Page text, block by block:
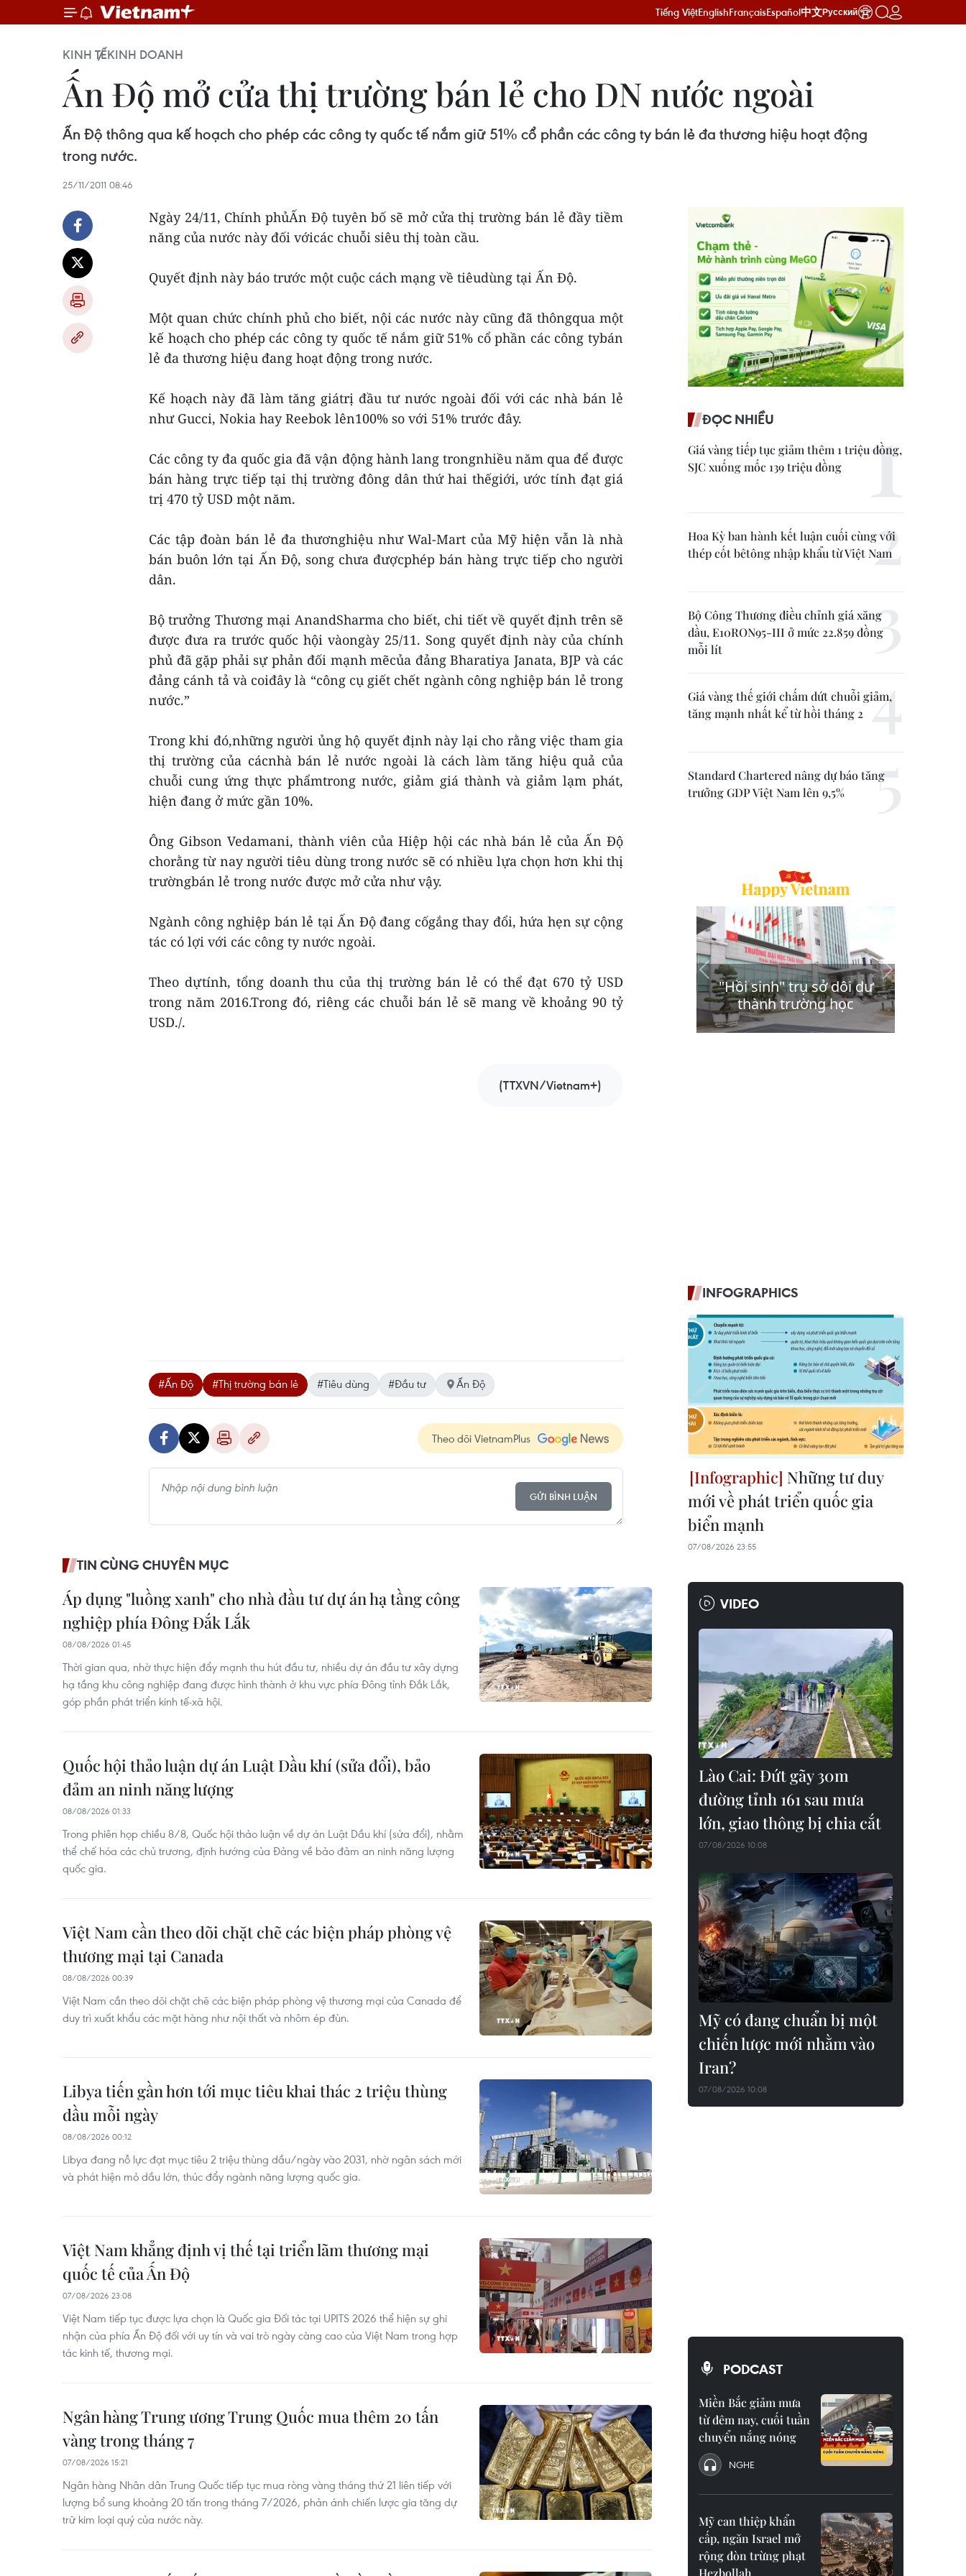
Tiếng ViệtEnglishFrançaisEspañol中文Русский
KINH TẾKINH DOANH
Ấn Độ mở cửa thị trường bán lẻ cho DN nước ngoài
Ấn Độ thông qua kế hoạch cho phép các công ty quốc tế nắm giữ 51% cổ phần các công ty bán lẻ đa thương hiệu hoạt động
trong nước.
25/11/2011 08:46
Ngày 24/11, Chính phủẤn Độ tuyên bố sẽ mở cửa thị trường bán lẻ đầy tiềm
năng của nước này đối vớicác chuỗi siêu thị toàn cầu.
Quyết định này báo trước một cuộc cách mạng về tiêudùng tại Ấn Độ.
Một quan chức chính phủ cho biết, nội các nước này cũng đã thôngqua một
kế hoạch cho phép các công ty quốc tế nắm giữ 51% cổ phần các công tybán
lẻ đa thương hiệu đang hoạt động trong nước.
Kế hoạch này đã làm tăng giátrị đầu tư nước ngoài đối với các nhà bán lẻ
như Gucci, Nokia hay Reebok lên100% so với 51% trước đây.
Các công ty đa quốc gia đã vận động hành lang trongnhiều năm qua để được
bán hàng trực tiếp tại thị trường đông dân thứ hai thếgiới, ước tính đạt giá
trị 470 tỷ USD một năm.
Các tập đoàn bán lẻ đa thươnghiệu như Wal-Mart của Mỹ hiện vẫn là nhà
bán buôn lớn tại Ấn Độ, song chưa đượcphép bán hàng trực tiếp cho người
dân.
Bộ trưởng Thương mại AnandSharma cho biết, chi tiết về quyết định trên sẽ
được đưa ra trước quốc hội vàongày 25/11. Song quyết định này của chính
phủ đã gặp phải sự phản đối mạnh mẽcủa đảng Bharatiya Janata, BJP và các
đảng cánh tả và coiđây là “công cụ giết chết ngành công nghiệp bán lẻ trong
nước.”
Trong khi đó,những người ủng hộ quyết định này lại cho rằng việc tham gia
thị trường của cácnhà bán lẻ nước ngoài là cách làm tăng hiệu quả của
chuỗi cung ứng thực phẩmtrong nước, giảm giá thành và giảm lạm phát,
hiện đang ở mức gần 10%.
Ông Gibson Vedamani, thành viên của Hiệp hội các nhà bán lẻ của Ấn Độ
chorằng từ nay người tiêu dùng trong nước sẽ có nhiều lựa chọn hơn khi thị
trườngbán lẻ trong nước được mở cửa như vậy.
Ngành công nghiệp bán lẻ tại Ấn Độ đang cốgắng thay đổi, hứa hẹn sự cộng
tác có lợi với các công ty nước ngoài.
Theo dựtính, tổng doanh thu của thị trường bán lẻ có thể đạt 670 tỷ USD
trong năm 2016.Trong đó, riêng các chuỗi bán lẻ sẽ mang về khoảng 90 tỷ
USD./.
(TTXVN/Vietnam+)
#Ấn Độ #Thị trường bán lẻ #Tiêu dùng #Đầu tư Ấn Độ
Theo dõi VietnamPlus
GỬI BÌNH LUẬN
TIN CÙNG CHUYÊN MỤC
Áp dụng "luồng xanh" cho nhà đầu tư dự án hạ tầng công
nghiệp phía Đông Đắk Lắk
08/08/2026 01:45
Thời gian qua, nhờ thực hiện đẩy mạnh thu hút đầu tư, nhiều dự án đầu tư xây dựng
hạ tầng khu công nghiệp đang được hình thành ở khu vực phía Đông tỉnh Đắk Lắk,
góp phần phát triển kinh tế-xã hội.
Quốc hội thảo luận dự án Luật Dầu khí (sửa đổi), bảo
đảm an ninh năng lượng
08/08/2026 01:33
Trong phiên họp chiều 8/8, Quốc hội thảo luận về dự án Luật Dầu khí (sửa đổi), nhằm
thể chế hóa các chủ trương, định hướng của Đảng về bảo đảm an ninh năng lượng
quốc gia.
Việt Nam cần theo dõi chặt chẽ các biện pháp phòng vệ
thương mại tại Canada
08/08/2026 00:39
Việt Nam cần theo dõi chặt chẽ các biện pháp phòng vệ thương mại của Canada để
duy trì xuất khẩu các mặt hàng như nội thất và nhôm ép đùn.
Libya tiến gần hơn tới mục tiêu khai thác 2 triệu thùng
dầu mỗi ngày
08/08/2026 00:12
Libya đang nỗ lực đạt mục tiêu 2 triệu thùng dầu/ngày vào 2031, nhờ ngân sách mới
và phát hiện mỏ dầu lớn, thúc đẩy ngành năng lượng quốc gia.
Việt Nam khẳng định vị thế tại triển lãm thương mại
quốc tế của Ấn Độ
07/08/2026 23:08
Việt Nam tiếp tục được lựa chọn là Quốc gia Đối tác tại UPITS 2026 thể hiện sự ghi
nhận của phía Ấn Độ đối với uy tín và vai trò ngày càng cao của Việt Nam trong hợp
tác kinh tế, thương mại.
Ngân hàng Trung ương Trung Quốc mua thêm 20 tấn
vàng trong tháng 7
07/08/2026 15:21
Ngân hàng Nhân dân Trung Quốc tiếp tục mua ròng vàng tháng thứ 21 liên tiếp với
lượng bổ sung khoảng 20 tấn trong tháng 7/2026, phản ánh chiến lược gia tăng dự
trữ kim loại quý của nước này.
ĐỌC NHIỀU
Giá vàng tiếp tục giảm thêm 1 triệu đồng,
SJC xuống mốc 139 triệu đồng
Hoa Kỳ ban hành kết luận cuối cùng với
thép cốt bêtông nhập khẩu từ Việt Nam
Bộ Công Thương điều chỉnh giá xăng
dầu, E10RON95-III ở mức 22.859 đồng
mỗi lít
Giá vàng thế giới chấm dứt chuỗi giảm,
tăng mạnh nhất kể từ hồi tháng 2
Standard Chartered nâng dự báo tăng
trưởng GDP Việt Nam lên 9,5%
INFOGRAPHICS
Những tư duy
mới về phát triển quốc gia
biển mạnh
07/08/2026 23:55
VIDEO
Lào Cai: Đứt gãy 30m
đường tỉnh 161 sau mưa
lớn, giao thông bị chia cắt
07/08/2026 10:08
Mỹ có đang chuẩn bị một
chiến lược mới nhằm vào
Iran?
07/08/2026 10:08
PODCAST
Miền Bắc giảm mưa
từ đêm nay, cuối tuần
chuyển nắng nóng
NGHE
Mỹ can thiệp khẩn
cấp, ngăn Israel mở
rộng đòn trừng phạt
Hezbollah